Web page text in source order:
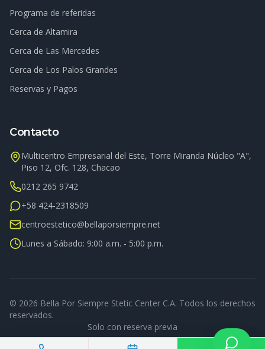
Programa de referidas
Cerca de Altamira
Cerca de Las Mercedes
Cerca de Los Palos Grandes
Reservas y Pagos
Contacto
Multicentro Empresarial del Este, Torre Miranda Núcleo "A",
Piso 12, Ofc. 128, Chacao
0212 265 9742
+58 424-2318509
centroestetico@bellaporsiempre.net
Lunes a Sábado: 9:00 a.m. - 5:00 p.m.
© 2026 Bella Por Siempre Stetic Center C.A. Todos los derechos
reservados.
Solo con reserva previa